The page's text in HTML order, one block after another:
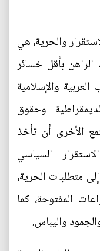
والحرية، هي
بأقل خسائر
والإسلامية
وحقوق
الأخرى أن تأخذ
السياسي
متطلبات الحرية،
المفتوحة، كما
واليباس.